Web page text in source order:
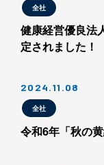
全社
健康経営優良法
定されました！
2024.11.08
全社
令和6年「秋の